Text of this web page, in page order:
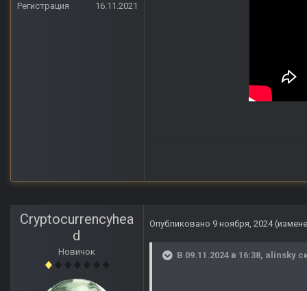
Регистрация
16.11.2021
Cryptocurrencyhea
d
Новичок
Опубликовано 9 ноября, 2024
В 09.11.2024 в 16:38, alinsky